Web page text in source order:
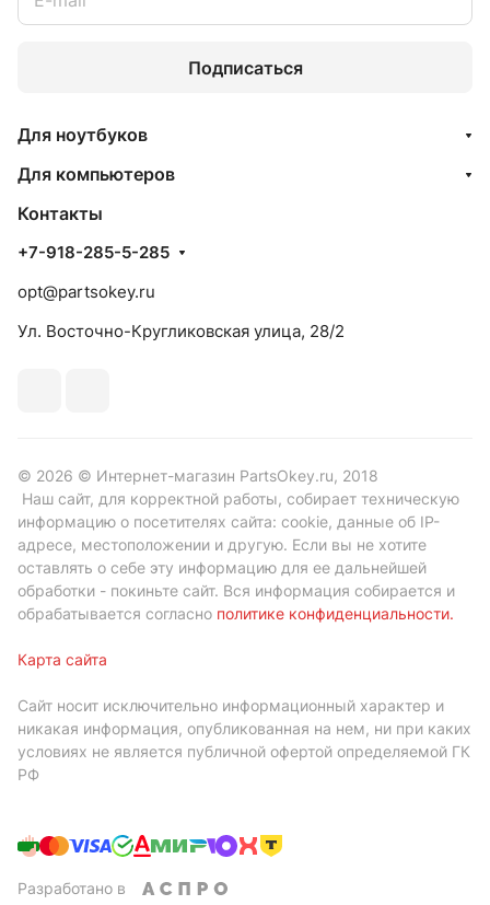
Подписаться
Для ноутбуков
Для компьютеров
Контакты
+7-918-285-5-285
opt@partsokey.ru
Ул. Восточно-Кругликовская улица, 28/2
© 2026 © Интернет-магазин PartsOkey.ru, 2018
Наш сайт, для корректной работы, собирает техническую
информацию о посетителях сайта: cookie, данные об IP-
адресе, местоположении и другую. Если вы не хотите
оставлять о себе эту информацию для ее дальнейшей
обработки - покиньте сайт. Вся информация собирается и
обрабатывается согласно политике конфиденциальности.
Карта сайта
Сайт носит исключительно информационный характер и
никакая информация, опубликованная на нем, ни при каких
условиях не является публичной офертой определяемой ГК
РФ
Разработано в